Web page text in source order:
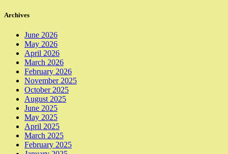
Archives
June 2026
May 2026
April 2026
March 2026
February 2026
November 2025
October 2025
August 2025
June 2025
May 2025
April 2025
March 2025
February 2025